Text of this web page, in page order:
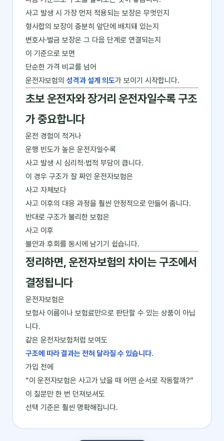
사고 발생 시 가장 먼저 적용되는 보장은 무엇인지
형사합의 보장이 충분히 앞단에 배치돼 있는지
변호사·벌금 보장은 그 다음 단계로 연결되는지
이 기준으로 보면
단순한 가격 비교를 넘어
운전자보험의 성격과 설계 의도가 보이기 시작합니다.
초보 운전자와 장거리 운전자일수록 구조
가 중요합니다
운전 경험이 적거나
운행 빈도가 높은 운전자일수록
사고 발생 시 심리적·법적 부담이 큽니다.
이 경우 구조가 잘 짜인 운전자보험은
사고 자체보다
사고 이후의 대응 과정을 훨씬 안정적으로 만들어 줍니다.
반대로 구조가 불리한 보험은
사고 이후
불안과 후회를 동시에 남기기 쉽습니다.
정리하면, 운전자보험의 차이는 구조에서
결정됩니다
운전자보험은
보험사 이름이나 보험료만으로 판단할 수 있는 상품이 아닙
니다.
같은 운전자보험처럼 보여도
구조에 따라 결과는 전혀 달라질 수 있습니다.
가입 전에
“이 운전자보험은 사고가 났을 때 어떤 순서로 작동할까?”
이 질문만 한 번 던져보셔도
선택 기준은 훨씬 명확해집니다.